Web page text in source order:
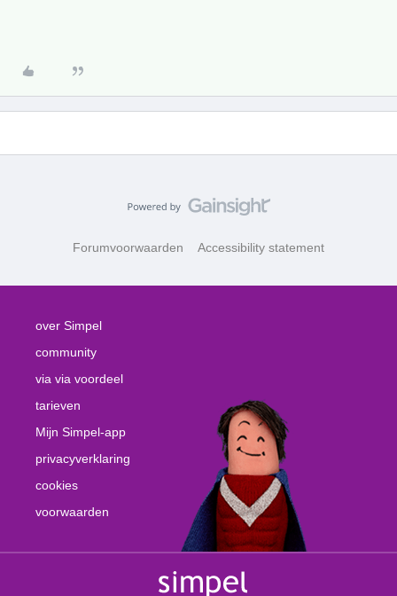
Forumvoorwaarden Accessibility statement
over Simpel
community
via via voordeel
tarieven
Mijn Simpel-app
privacyverklaring
cookies
voorwaarden